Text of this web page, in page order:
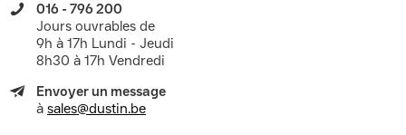
016 - 796 200
Jours ouvrables de
9h à 17h Lundi - Jeudi
8h30 à 17h Vendredi
Envoyer un message
à sales@dustin.be